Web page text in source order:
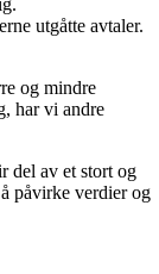
utgåtte avtaler.
og mindre
har vi andre
del av et stort og
påvirke verdier og